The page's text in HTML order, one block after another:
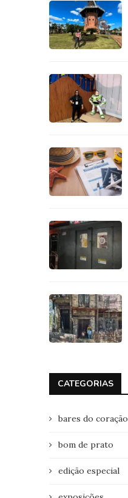
CATEGORIAS
bares do coração
bom de prato
edição especial